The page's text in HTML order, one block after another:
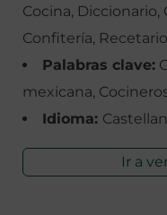
Cocina, Diccionario,
Confitería,
Palabras clave:
mexicana,
Idioma:
Ir a